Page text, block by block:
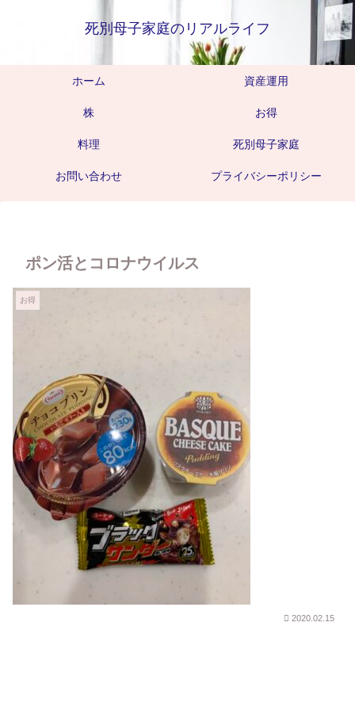
死別母子家庭のリアルライフ
ホーム 資産運用
株 お得
料理 死別母子家庭
お問い合わせ プライバシーポリシー
ポン活とコロナウイルス
お得
2020.02.15